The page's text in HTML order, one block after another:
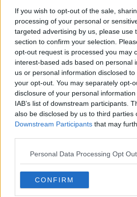
If you wish to opt-out of the sale,
processing of your personal or
targeted advertising by us, please use
section to confirm your selection.
opt-out request is processed you may
interest-based ads based on personal
us or personal information disclosed
your opt-out. You may separately opt-
disclosure of your personal
IAB’s list of downstream participants.
also be disclosed by us to third parties
Downstream Participants that may
Personal Data Processing Opt
CONFIRM
Vacanze a km zero
​Buone Vacan(si)e!
​Il lato positivo delle cose
​Storie antiche di tempi moderni
​Quello che alle mamme non dicono
Adultescenza
Homo imbecillis
​4 anni di Blog
Quando il silenzio è aggressivo
​Il passato, questo conosciuto!
​Clima ballerino e sbalzi d’umore
La maternità
​L’uomo o l’orso?
Non hanno un amico a teatro​
​Cose che ci esauriscono
​Lasciate ai vostri figli il diritto di
​Parole d’amore regalate al vento